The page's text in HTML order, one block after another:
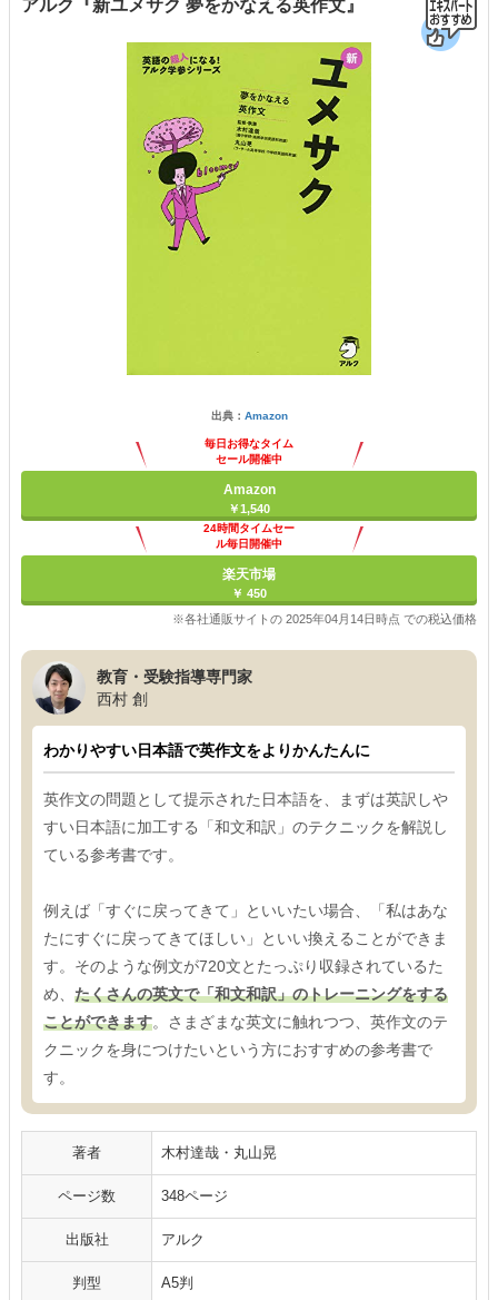
アルク『新ユメサク 夢をかなえる英作文』
出典： Amazon
毎日お得なタイム
セール開催中
Amazon
￥1,540
24時間タイムセー
ル毎日開催中
楽天市場
￥ 450
※各社通販サイトの 2025年04月14日時点 での税込価格
教育・受験指導専門家
西村 創
わかりやすい日本語で英作文をよりかんたんに
英作文の問題として提示された日本語を、まずは英訳しや
すい日本語に加工する「和文和訳」のテクニックを解説し
ている参考書です。
例えば「すぐに戻ってきて」といいたい場合、「私はあな
たにすぐに戻ってきてほしい」といい換えることができま
す。そのような例文が720文とたっぷり収録されているた
め、 たくさんの英文で「和文和訳」のトレーニングをする
ことができます。さまざまな英文に触れつつ、英作文のテ
クニックを身につけたいという方におすすめの参考書で
す。
著者 木村達哉・丸山晃
ページ数 348ページ
出版社 アルク
判型 A5判